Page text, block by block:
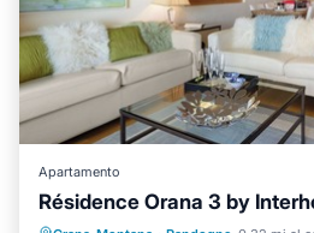
Apartamento
Résidence Orana 3 by